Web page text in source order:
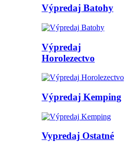
Výpredaj Batohy
Výpredaj
Horolezectvo
Výpredaj Kemping
Vypredaj Ostatné